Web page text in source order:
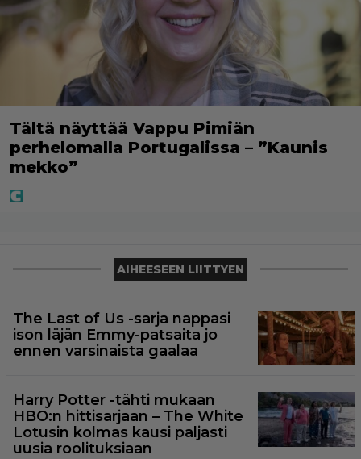
Tältä näyttää Vappu Pimiän
perhelomalla Portugalissa – ”Kaunis
mekko”
AIHEESEEN LIITTYEN
The Last of Us -sarja nappasi
ison läjän Emmy-patsaita jo
ennen varsinaista gaalaa
Harry Potter -tähti mukaan
HBO:n hittisarjaan – The White
Lotusin kolmas kausi paljasti
uusia roolituksiaan